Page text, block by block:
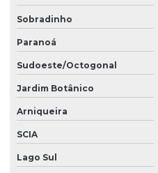
Sobradinho
Paranoá
Sudoeste/Octogonal
Jardim Botânico
Arniqueira
SCIA
Lago Sul